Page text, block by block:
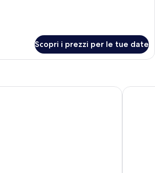
Scopri i prezzi per le tue date
Abora